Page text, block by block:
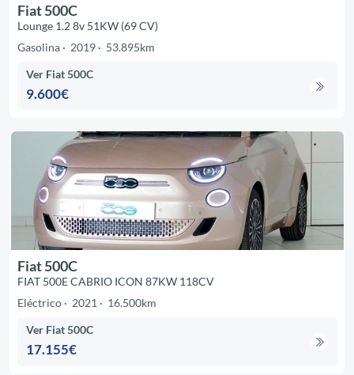
Fiat 500C
Lounge 1.2 8v 51KW (69 CV)
Gasolina
2019 53.895km
Ver Fiat 500C
9.600€
Fiat 500C
FIAT 500E CABRIO ICON 87KW 118CV
Eléctrico
2021 16.500km
Ver Fiat 500C
17.155€